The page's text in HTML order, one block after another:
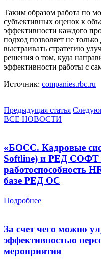
Таким образом работа по
субъективных оценок к
эффективности каждого
подход позволяет не
выстраивать стратегию
решения о том, куда
эффективности работы с
Источник: companies.rbc.ru
Предыдущая статья
ВСЕ НОВОСТИ
«БОСС. Кадровые
Softline) и РЕД СОФТ
работоспособность
базе РЕД ОС
Подробнее
За счет чего можно
эффективностью
мероприятия